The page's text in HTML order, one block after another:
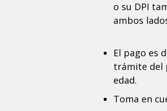
o su DPI
ambos
El pago es
trámite del
edad.
Toma en